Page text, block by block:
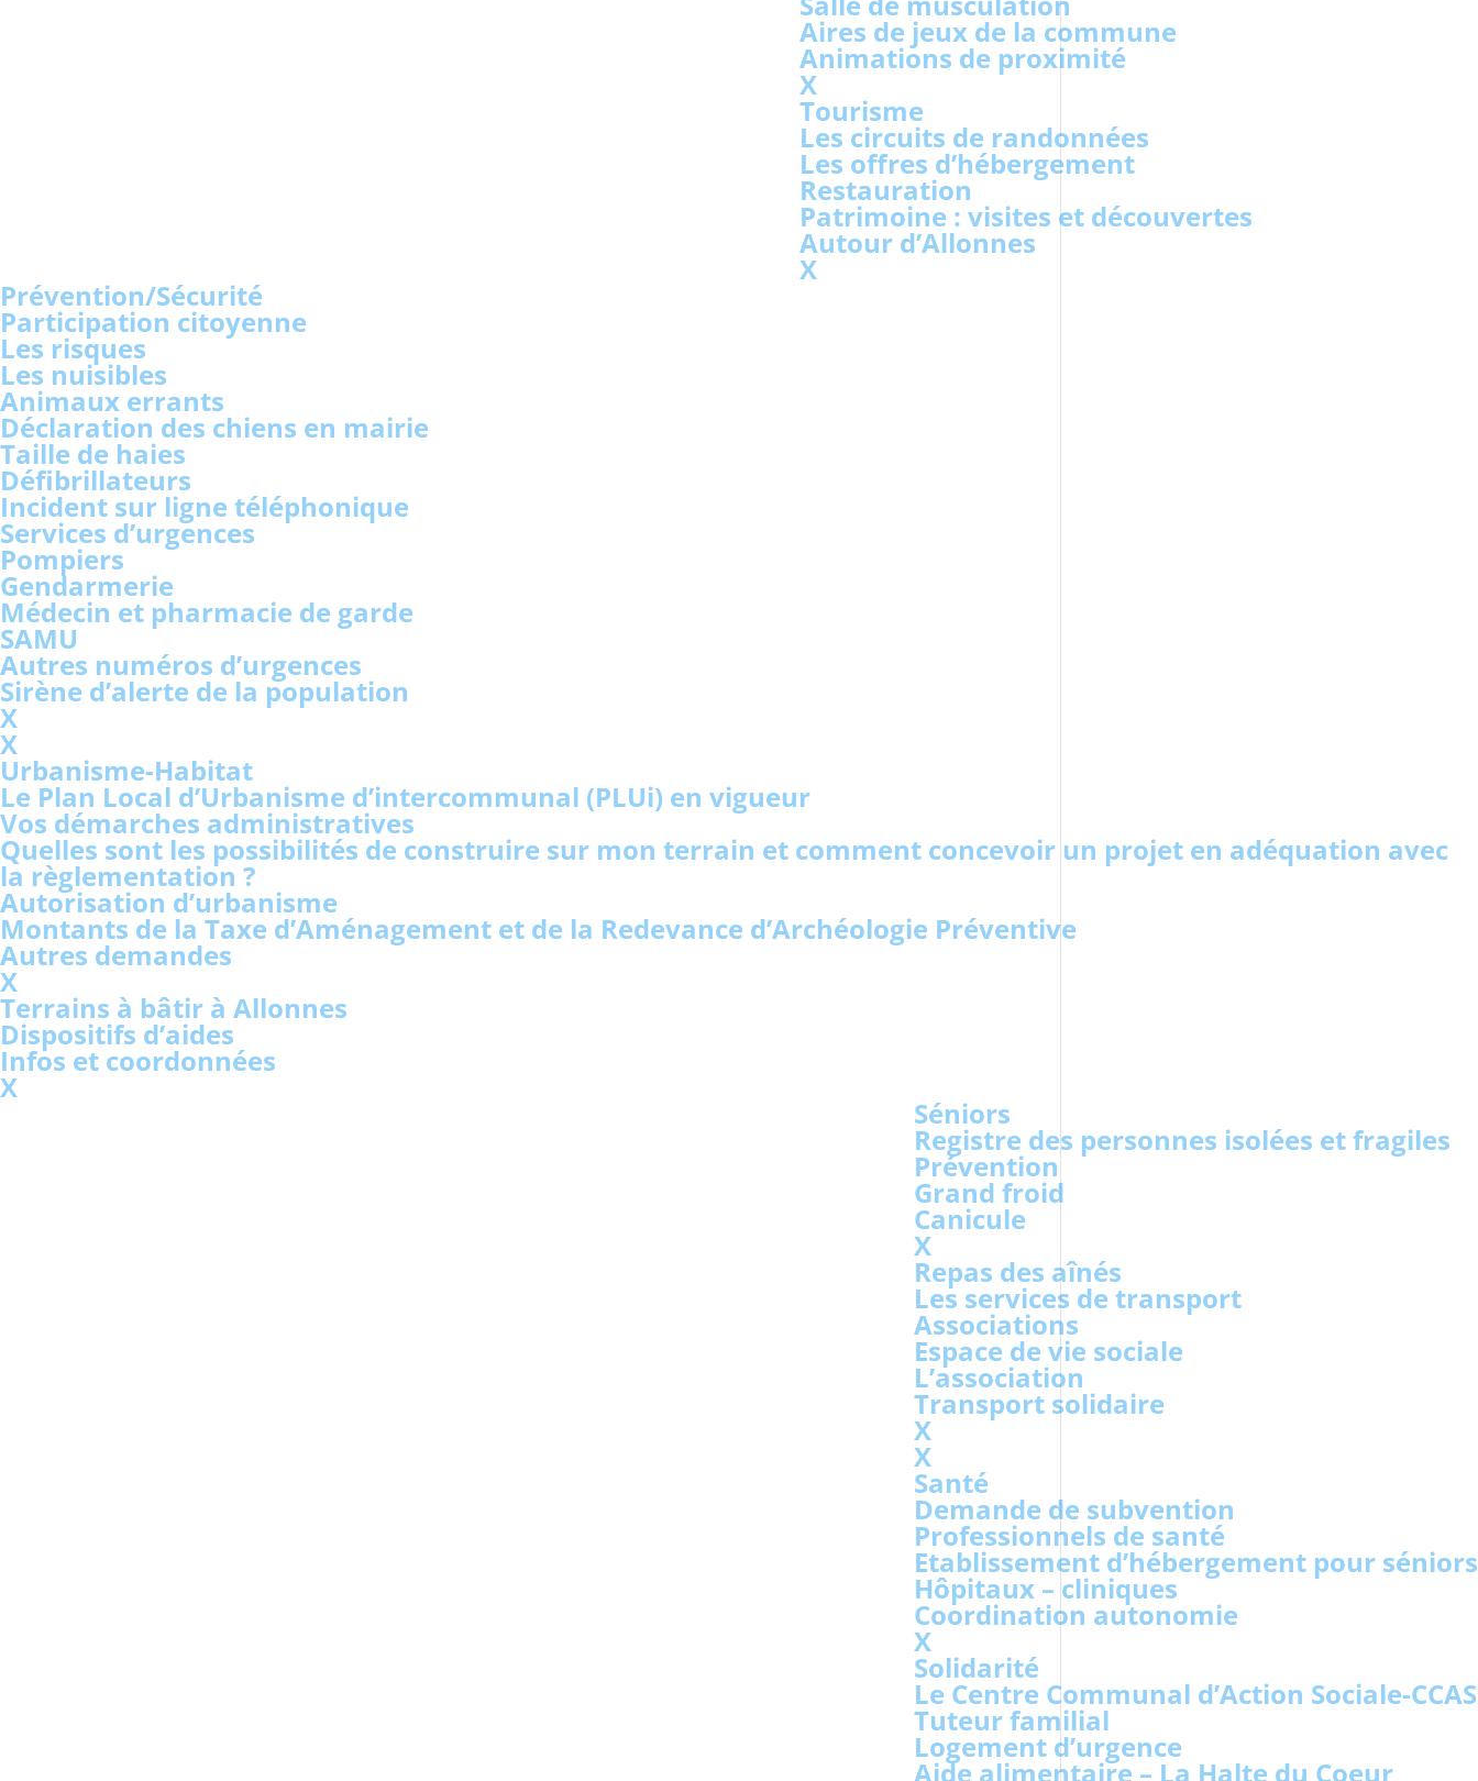
Aires de jeux de la commune
Animations de proximité
X
Tourisme
Les circuits de randonnées
Les offres d’hébergement
Restauration
Patrimoine : visites et découvertes
Autour d’Allonnes
X
Prévention/Sécurité
Participation citoyenne
Les risques
Les nuisibles
Animaux errants
Déclaration des chiens en mairie
Taille de haies
Défibrillateurs
Incident sur ligne téléphonique
Services d’urgences
Pompiers
Gendarmerie
Médecin et pharmacie de garde
SAMU
Autres numéros d’urgences
Sirène d’alerte de la population
X
X
Urbanisme-Habitat
Le Plan Local d’Urbanisme d’intercommunal (PLUi) en vigueur
Vos démarches administratives
Quelles sont les possibilités de construire sur mon terrain et comment concevoir un projet en adéquation avec
la règlementation ?
Autorisation d’urbanisme
Montants de la Taxe d’Aménagement et de la Redevance d’Archéologie Préventive
Autres demandes
X
Terrains à bâtir à Allonnes
Dispositifs d’aides
Infos et coordonnées
X
Séniors
Registre des personnes isolées et fragiles
Prévention
Grand froid
Canicule
X
Repas des aînés
Les services de transport
Associations
Espace de vie sociale
L’association
Transport solidaire
X
X
Santé
Demande de subvention
Professionnels de santé
Etablissement d’hébergement pour séniors
Hôpitaux – cliniques
Coordination autonomie
X
Solidarité
Le Centre Communal d’Action Sociale-CCAS
Tuteur familial
Logement d’urgence
Aide alimentaire – La Halte du Coeur